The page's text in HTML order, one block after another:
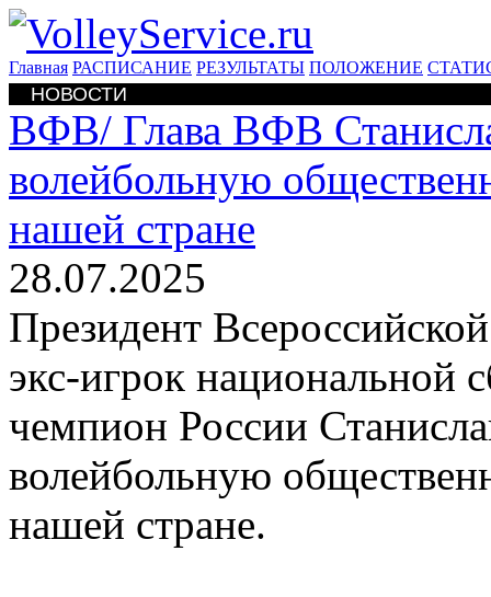
Главная РАСПИСАНИЕ РЕЗУЛЬТАТЫ ПОЛОЖЕНИЕ
НОВОСТИ
ВФВ/ Глава ВФВ
волейбольную
нашей стране
28.07.2025
Президент
экс-игрок национальной
чемпион России
волейбольную
нашей стране.